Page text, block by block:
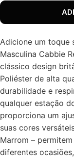
Adicione um toque
Masculina Cabbie
clássico design
Poliéster de alta
durabilidade e
qualquer estação
proporciona um
suas cores
Marrom –
diferentes